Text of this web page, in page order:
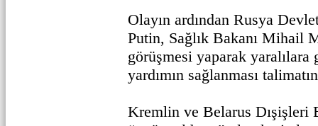
Olayın ardından Rusya
Putin, Sağlık Bakanı Mihail
görüşmesi yaparak
yardımın sağlanması
Kremlin ve Belarus Dışişleri